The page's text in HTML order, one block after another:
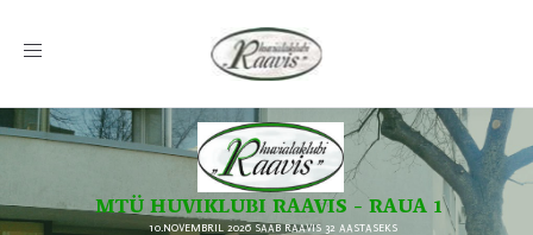
Toggle
MTÜ HUVIKLUBI RAAVIS - RAUA 1
10.NOVEMBRIL 2026 SAAB RAAVIS 32 AASTASEKS